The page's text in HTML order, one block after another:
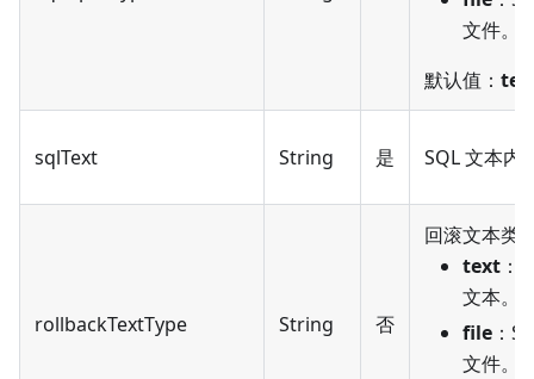
文件。
默认值：
sqlText String 是 SQL 文本内
rollbackTextType String 否
回滚文本类
text ：
文本。
file ：
文件。